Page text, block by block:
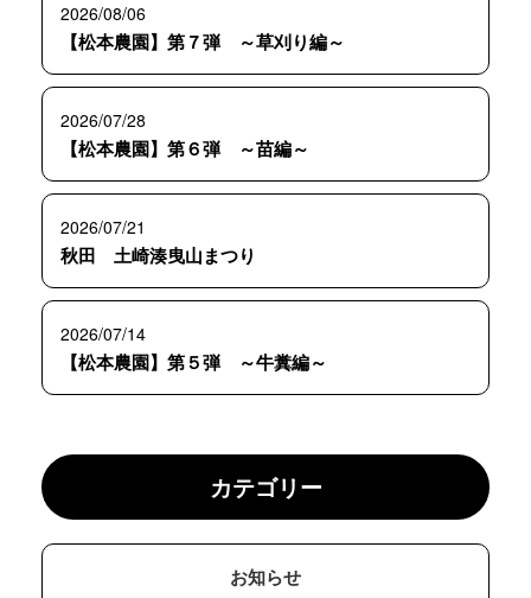
2026/08/06
【松本農園】第７弾 ～草刈り編～
2026/07/28
【松本農園】第６弾 ～苗編～
2026/07/21
秋田 土崎湊曳山まつり
2026/07/14
【松本農園】第５弾 ～牛糞編～
カテゴリー
お知らせ